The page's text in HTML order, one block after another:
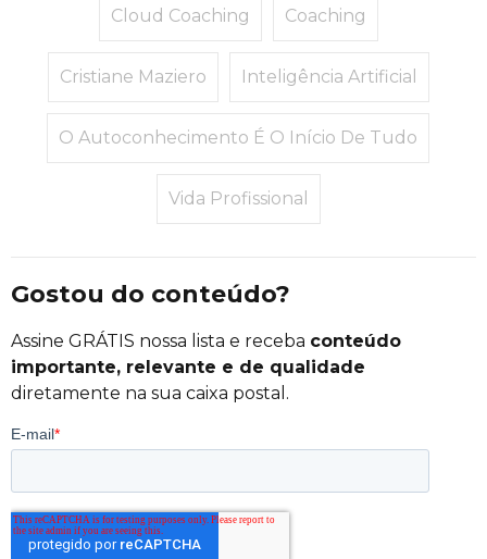
Cloud Coaching Coaching
Cristiane Maziero Inteligência Artificial
O Autoconhecimento É O Início De Tudo
Vida Profissional
Gostou do conteúdo?
Assine GRÁTIS nossa lista e receba conteúdo
importante, relevante e de qualidade
diretamente na sua caixa postal.